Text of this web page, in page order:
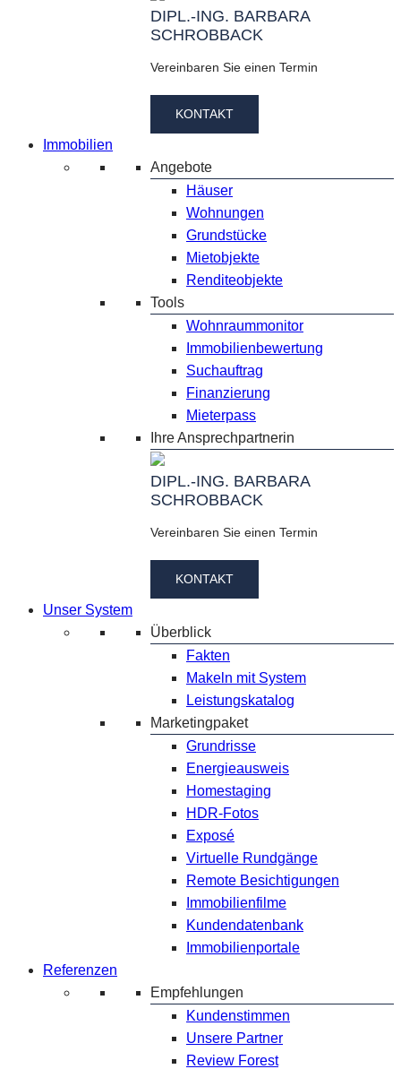
DIPL.-ING. BARBARA
SCHROBBACK
Vereinbaren Sie einen Termin
KONTAKT
Immobilien
Angebote
Häuser
Wohnungen
Grundstücke
Mietobjekte
Renditeobjekte
Tools
Wohnraummonitor
Immobilienbewertung
Suchauftrag
Finanzierung
Mieterpass
Ihre Ansprechpartnerin
DIPL.-ING. BARBARA
SCHROBBACK
Vereinbaren Sie einen Termin
KONTAKT
Unser System
Überblick
Fakten
Makeln mit System
Leistungskatalog
Marketingpaket
Grundrisse
Energieausweis
Homestaging
HDR-Fotos
Exposé
Virtuelle Rundgänge
Remote Besichtigungen
Immobilienfilme
Kundendatenbank
Immobilienportale
Referenzen
Empfehlungen
Kundenstimmen
Unsere Partner
Review Forest